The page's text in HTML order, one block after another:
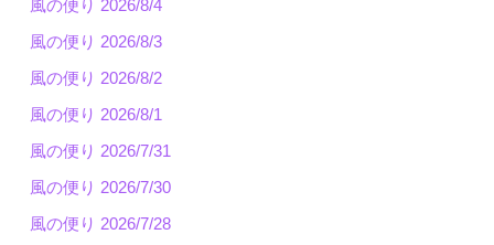
風の便り 2026/8/4
風の便り 2026/8/3
風の便り 2026/8/2
風の便り 2026/8/1
風の便り 2026/7/31
風の便り 2026/7/30
風の便り 2026/7/28